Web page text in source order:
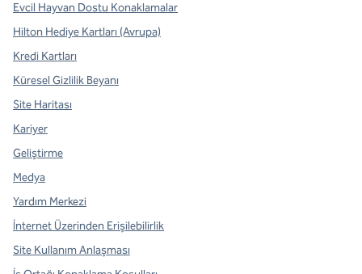
Evcil Hayvan Dostu Konaklamalar
Hilton Hediye Kartları (Avrupa)
Kredi Kartları
Küresel Gizlilik Beyanı
Site Haritası
Kariyer
Geliştirme
Medya
Yardım Merkezi
İnternet Üzerinden Erişilebilirlik
Site Kullanım Anlaşması